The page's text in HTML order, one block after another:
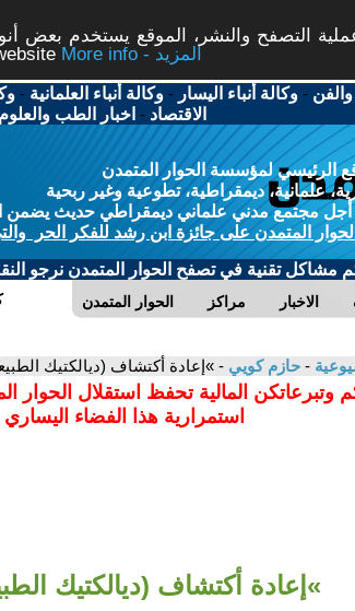
التصفح والنشر، الموقع يستخدم بعض
More info - المزيد
والفن -وكالة أنباء اليسار -وكالة أنباء العلمانية -
الاقتصاد - اخبار الطب والعلوم
الرئيسي لمؤسسة الحوار المتمدن
علمانية، ديمقراطية، تطوعية وغير ربحية
مجتمع مدني علماني ديمقراطي حديث يضمن
المتمدن على جائزة ابن رشد للفكر الحر
مشاكل تقنية في تصفح الحوار المتمدن نرجو
الحوار المتمدن مراكز الاخبار
- حازم كويي - »إعادة أكتشاف (ديالكتيك
وتبرعاتكن المالية تحفظ استقلال الحوار
استمرارية هذا الفضاء اليساري
»إعادة أكتشاف (ديالكتيك